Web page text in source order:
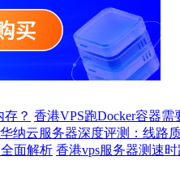
？ 香港VPS跑Docker容器需
华纳云服务器深度评测：线路
面解析 香港vps服务器测速